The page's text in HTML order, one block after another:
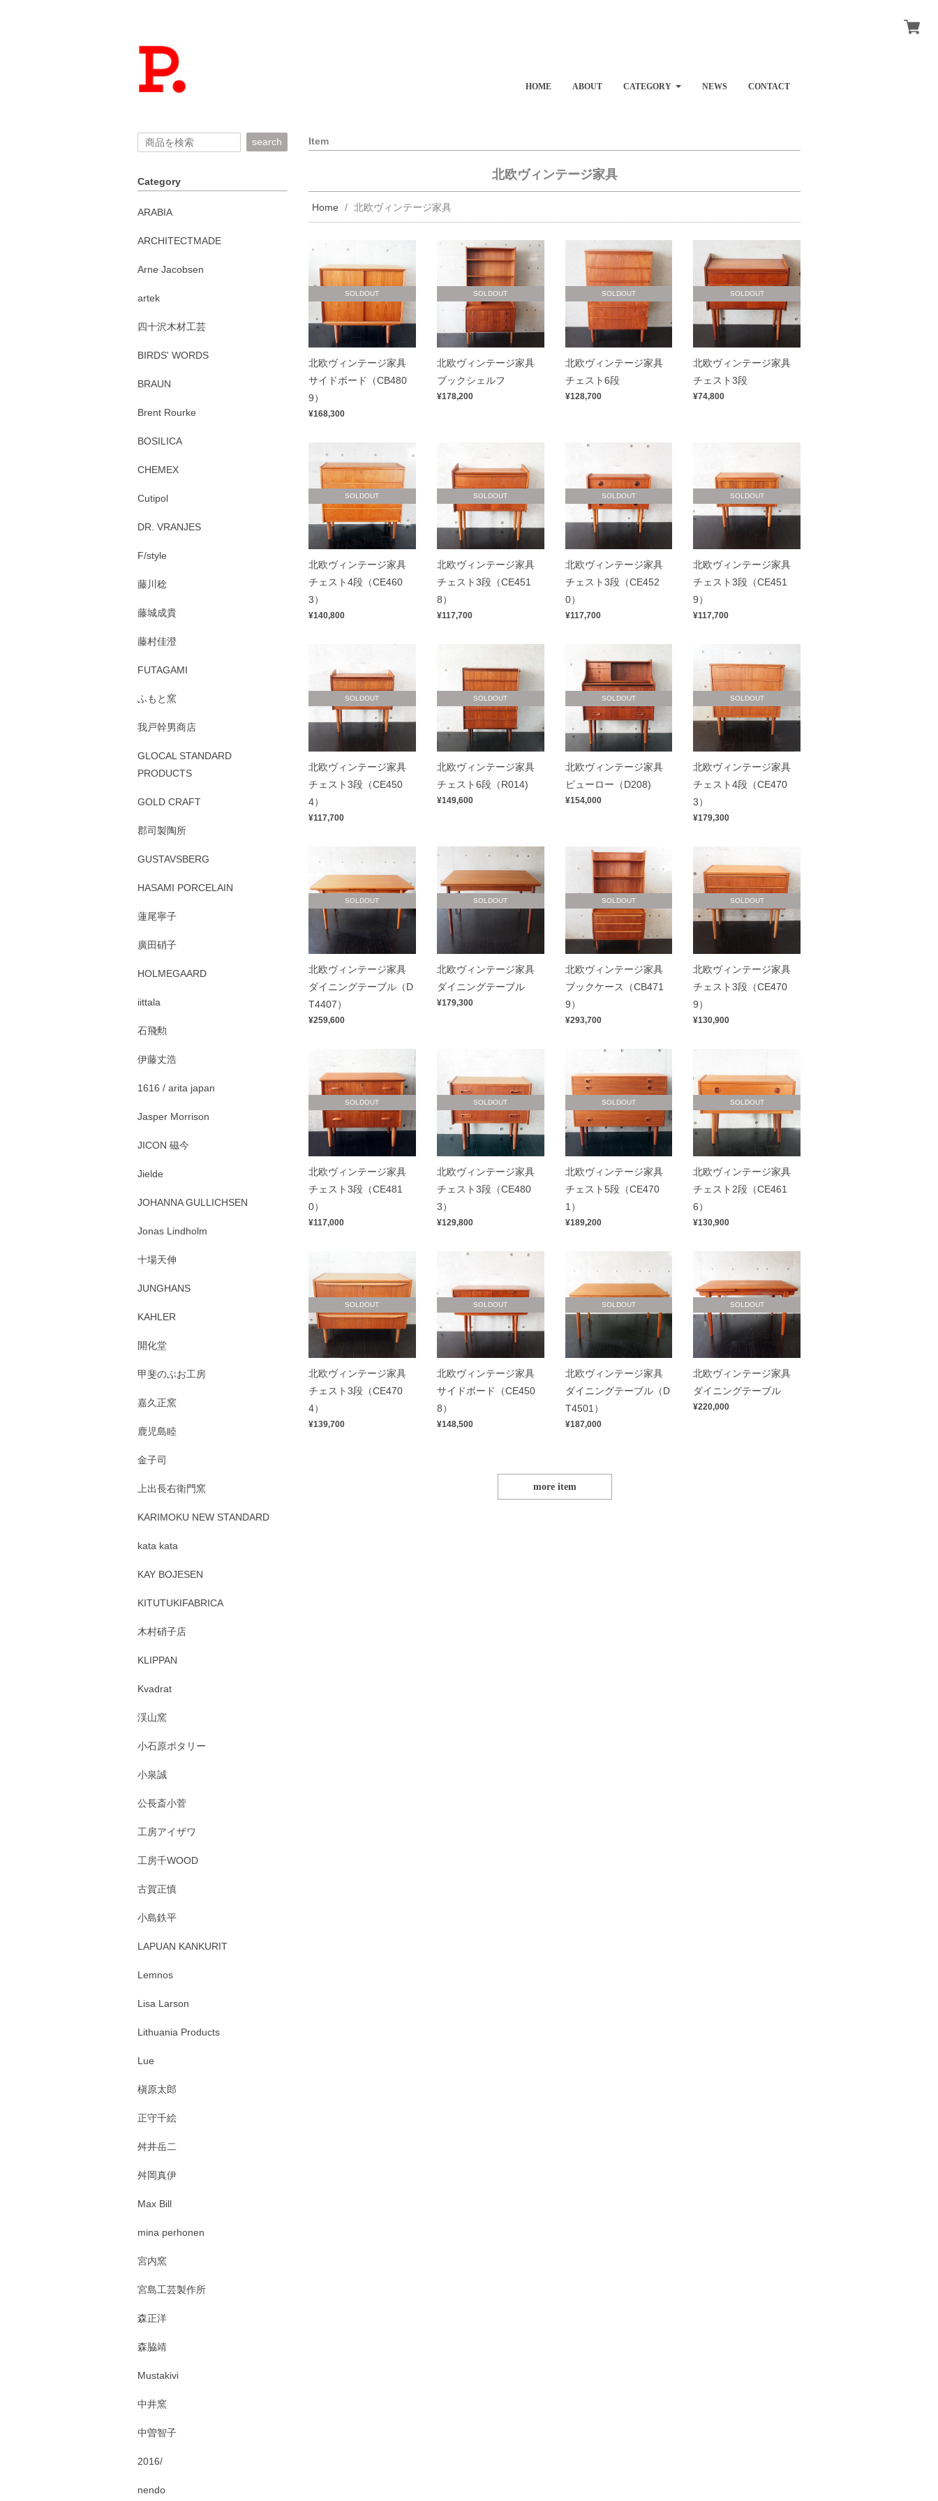
HOME ABOUT CATEGORY NEWS CONTACT
Item
北欧ヴィンテージ家具
Home 北欧ヴィンテージ家具
SOLDOUT
北欧ヴィンテージ家具
サイドボード（CB480
9）
¥168,300
SOLDOUT
北欧ヴィンテージ家具
ブックシェルフ
¥178,200
SOLDOUT
北欧ヴィンテージ家具
チェスト6段
¥128,700
SOLDOUT
北欧ヴィンテージ家具
チェスト3段
¥74,800
SOLDOUT
北欧ヴィンテージ家具
チェスト4段（CE460
3）
¥140,800
SOLDOUT
北欧ヴィンテージ家具
チェスト3段（CE451
8）
¥117,700
SOLDOUT
北欧ヴィンテージ家具
チェスト3段（CE452
0）
¥117,700
SOLDOUT
北欧ヴィンテージ家具
チェスト3段（CE451
9）
¥117,700
SOLDOUT
北欧ヴィンテージ家具
チェスト3段（CE450
4）
¥117,700
SOLDOUT
北欧ヴィンテージ家具
チェスト6段（R014)
¥149,600
SOLDOUT
北欧ヴィンテージ家具
ビューロー（D208)
¥154,000
SOLDOUT
北欧ヴィンテージ家具
チェスト4段（CE470
3）
¥179,300
SOLDOUT
北欧ヴィンテージ家具
ダイニングテーブル（D
T4407）
¥259,600
SOLDOUT
北欧ヴィンテージ家具
ダイニングテーブル
¥179,300
SOLDOUT
北欧ヴィンテージ家具
ブックケース（CB471
9）
¥293,700
SOLDOUT
北欧ヴィンテージ家具
チェスト3段（CE470
9）
¥130,900
SOLDOUT
北欧ヴィンテージ家具
チェスト3段（CE481
0）
¥117,000
SOLDOUT
北欧ヴィンテージ家具
チェスト3段（CE480
3）
¥129,800
SOLDOUT
北欧ヴィンテージ家具
チェスト5段（CE470
1）
¥189,200
SOLDOUT
北欧ヴィンテージ家具
チェスト2段（CE461
6）
¥130,900
SOLDOUT
北欧ヴィンテージ家具
チェスト3段（CE470
4）
¥139,700
SOLDOUT
北欧ヴィンテージ家具
サイドボード（CE450
8）
¥148,500
SOLDOUT
北欧ヴィンテージ家具
ダイニングテーブル（D
T4501）
¥187,000
SOLDOUT
北欧ヴィンテージ家具
ダイニングテーブル
¥220,000
more item
search
Category
ARABIA
ARCHITECTMADE
Arne Jacobsen
artek
四十沢木材工芸
BIRDS' WORDS
BRAUN
Brent Rourke
BOSILICA
CHEMEX
Cutipol
DR. VRANJES
F/style
藤川稔
藤城成貴
藤村佳澄
FUTAGAMI
ふもと窯
我戸幹男商店
GLOCAL STANDARD
PRODUCTS
GOLD CRAFT
郡司製陶所
GUSTAVSBERG
HASAMI PORCELAIN
蓮尾寧子
廣田硝子
HOLMEGAARD
iittala
石飛勲
伊藤丈浩
1616 / arita japan
Jasper Morrison
JICON 磁今
Jielde
JOHANNA GULLICHSEN
Jonas Lindholm
十場天伸
JUNGHANS
KAHLER
開化堂
甲斐のぶお工房
嘉久正窯
鹿児島睦
金子司
上出長右衛門窯
KARIMOKU NEW STANDARD
kata kata
KAY BOJESEN
KITUTUKIFABRICA
木村硝子店
KLIPPAN
Kvadrat
渓山窯
小石原ポタリー
小泉誠
公長斎小菅
工房アイザワ
工房千WOOD
古賀正慎
小島鉄平
LAPUAN KANKURIT
Lemnos
Lisa Larson
Lithuania Products
Lue
槇原太郎
正守千絵
舛井岳二
舛岡真伊
Max Bill
mina perhonen
宮内窯
宮島工芸製作所
森正洋
森脇靖
Mustakivi
中井窯
中曽智子
2016/
nendo